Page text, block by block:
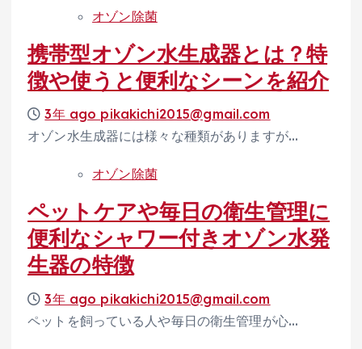
オゾン除菌
携帯型オゾン水生成器とは？特
徴や使うと便利なシーンを紹介
3年 ago pikakichi2015@gmail.com
オゾン水生成器には様々な種類がありますが…
オゾン除菌
ペットケアや毎日の衛生管理に
便利なシャワー付きオゾン水発
生器の特徴
3年 ago pikakichi2015@gmail.com
ペットを飼っている人や毎日の衛生管理が心…